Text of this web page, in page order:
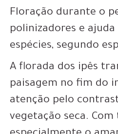
Floração durante o
polinizadores e
espécies, segundo
A florada dos ipês
paisagem no fim do
atenção pelo
vegetação seca.